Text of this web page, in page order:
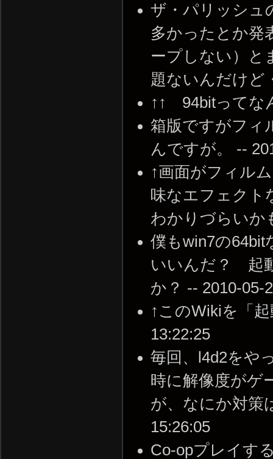
ザ・パリッシュ
多かったとか発
ープしない）と
題ないんだけど
↑↑ 94bitってな
箱版ですがフィ
んですが。 --
↑画面がフィル
味なエフェクト
わかりづらいか
僕もwin7の
いいんだ？ 起
か？ -- 2010-05-
↑このWikiを「
13:22:25
毎回、l4d2をや
時に解像度がゲ
が、なにか対策
15:26:05
Co-opプレイす